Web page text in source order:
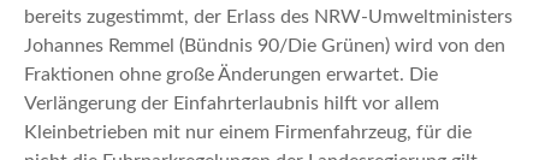
bereits zugestimmt, der Erlass des NRW-Umweltministers
Johannes Remmel (Bündnis 90/Die Grünen) wird von den
Fraktionen ohne große Änderungen erwartet. Die
Verlängerung der Einfahrterlaubnis hilft vor allem
Kleinbetrieben mit nur einem Firmenfahrzeug, für die